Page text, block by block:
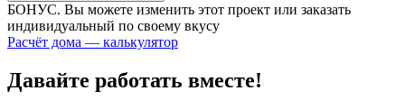
БОНУС. Вы можете изменить этот проект или заказать
индивидуальный по своему вкусу
Расчёт дома — калькулятор
Давайте работать вместе!